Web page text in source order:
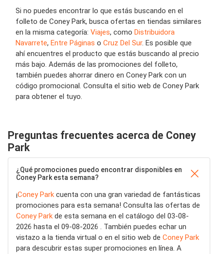
Si no puedes encontrar lo que estás buscando en el
folleto de Coney Park, busca ofertas en tiendas similares
en la misma categoría: Viajes, como Distribuidora
Navarrete, Entre Páginas o Cruz Del Sur. Es posible que
ahí encuentres el producto que estás buscando al precio
más bajo. Además de las promociones del folleto,
también puedes ahorrar dinero en Coney Park con un
código promocional. Consulta el sitio web de Coney Park
para obtener el tuyo.
Preguntas frecuentes acerca de Coney
Park
¿Qué promociones puedo encontrar disponibles en
Coney Park esta semana?
¡Coney Park cuenta con una gran variedad de fantásticas
promociones para esta semana! Consulta las ofertas de
Coney Park de esta semana en el catálogo del 03-08-
2026 hasta el 09-08-2026 . También puedes echar un
vistazo a la tienda virtual o en el sitio web de Coney Park
para descubrir estas super promociones en línea. A